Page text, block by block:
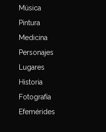
Música
Pintura
Medicina
Personajes
Lugares
Historia
Fotografía
Efemérides